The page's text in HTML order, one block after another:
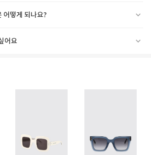
어떻게 되나요?
어요